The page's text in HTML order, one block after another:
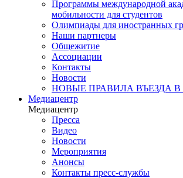
Программы международной
мобильности для студентов
Олимпиады для иностранных
Наши партнеры
Общежитие
Ассоциации
Контакты
Новости
НОВЫЕ ПРАВИЛА ВЪЕЗДА В
Медиацентр
Медиацентр
Пресса
Видео
Новости
Мероприятия
Анонсы
Контакты пресс-службы